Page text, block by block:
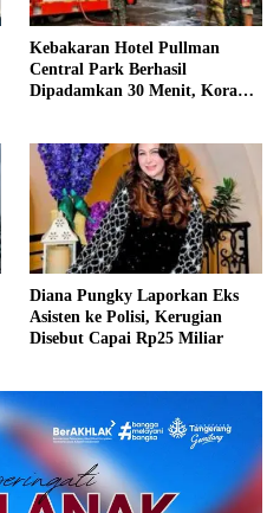
Kebakaran Hotel Pullman
Central Park Berhasil
Dipadamkan 30 Menit, Koramil
Diana Pungky Laporkan Eks
Asisten ke Polisi, Kerugian
Disebut Capai Rp25 Miliar